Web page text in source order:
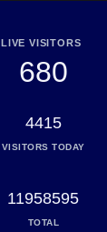
LIVE VISITORS
680
4415
VISITORS TODAY
11958595
TOTAL